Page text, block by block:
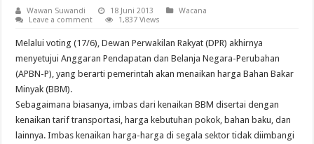
Wawan Suwandi 18 Juni 2013
Wacana
Leave a comment
1,837 Views
Melalui voting (17/6), Dewan Perwakilan Rakyat (DPR) akhirnya
menyetujui Anggaran Pendapatan dan Belanja Negara-Perubahan
(APBN-P), yang berarti pemerintah akan menaikan harga Bahan Bakar
Minyak (BBM).
Sebagaimana biasanya, imbas dari kenaikan BBM disertai dengan
kenaikan tarif transportasi, harga kebutuhan pokok, bahan baku, dan
lainnya. Imbas kenaikan harga-harga di segala sektor tidak diimbangi